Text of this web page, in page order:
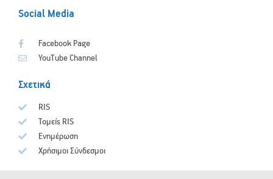
Social Media
Facebook Page
YouTube Channel
Σχετικά
RIS
Τομείς RIS
Ενημέρωση
Χρήσιμοι Σύνδεσμοι